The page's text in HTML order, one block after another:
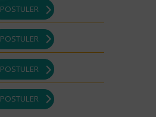
POSTULER
POSTULER
POSTULER
POSTULER